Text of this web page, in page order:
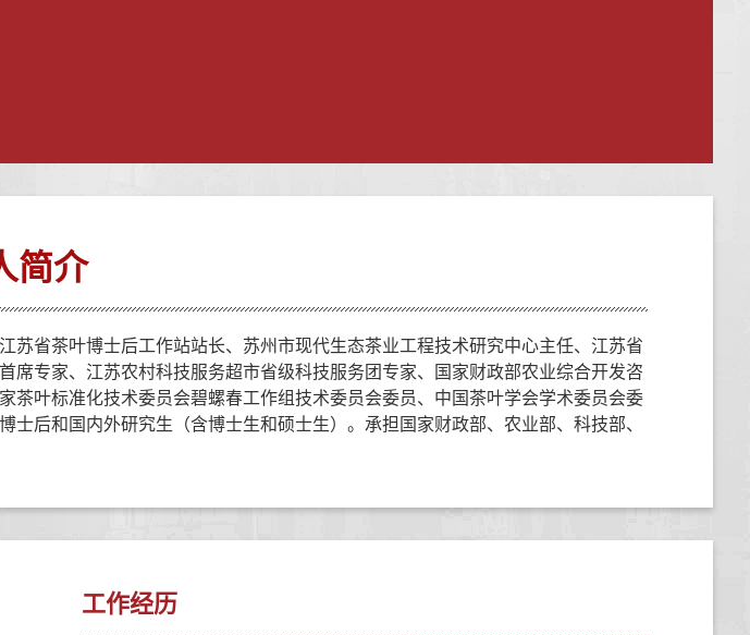
简介
省茶叶博士后工作站站长、苏州市现代生态茶业工程技术研究中心主任、江苏省
专家、江苏农村科技服务超市省级科技服务团专家、国家财政部农业综合开发咨
叶标准化技术委员会碧螺春工作组技术委员会委员、中国茶叶学会学术委员会委
后和国内外研究生（含博士生和硕士生）。承担国家财政部、农业部、科技部、
工作经历